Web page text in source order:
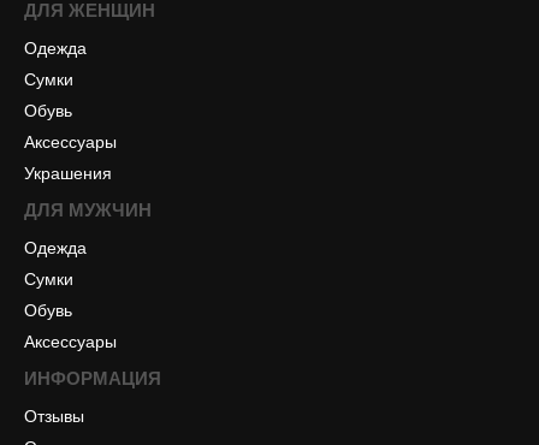
ДЛЯ ЖЕНЩИН
Одежда
Сумки
Обувь
Аксессуары
Украшения
ДЛЯ МУЖЧИН
Одежда
Сумки
Обувь
Аксессуары
ИНФОРМАЦИЯ
Отзывы